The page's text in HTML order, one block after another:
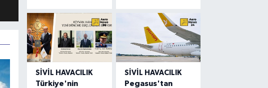
SIVIL HAVACILIK
Türkiye'nin
SIVIL HAVACILIK
Pegasus'tan